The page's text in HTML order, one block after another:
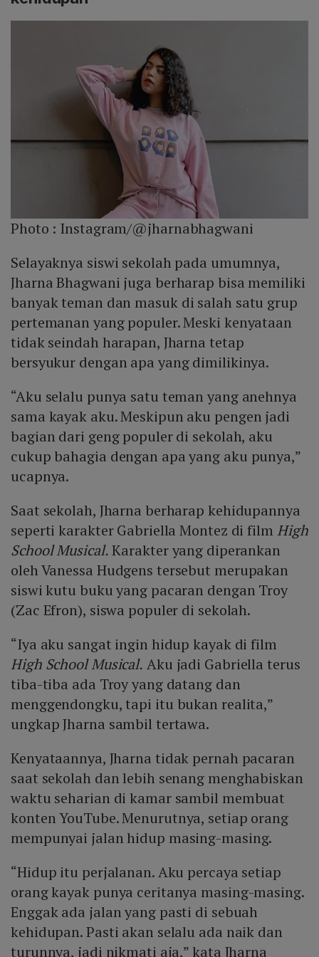
Photo : Instagram/@jharnabhagwani
Selayaknya siswi sekolah pada umumnya,
Jharna Bhagwani juga berharap bisa memiliki
banyak teman dan masuk di salah satu grup
pertemanan yang populer. Meski kenyataan
tidak seindah harapan, Jharna tetap
bersyukur dengan apa yang dimilikinya.
“Aku selalu punya satu teman yang anehnya
sama kayak aku. Meskipun aku pengen jadi
bagian dari geng populer di sekolah, aku
cukup bahagia dengan apa yang aku punya,”
ucapnya.
Saat sekolah, Jharna berharap kehidupannya
seperti karakter Gabriella Montez di film High
School Musical.Karakter yang diperankan
oleh Vanessa Hudgens tersebut merupakan
siswi kutu buku yang pacaran dengan Troy
(Zac Efron), siswa populer di sekolah.
“Iya aku sangat ingin hidup kayak di film
High School Musical. Aku jadi Gabriella terus
tiba-tiba ada Troy yang datang dan
menggendongku, tapi itu bukan realita,”
ungkap Jharna sambil tertawa.
Kenyataannya, Jharna tidak pernah pacaran
saat sekolah dan lebih senang menghabiskan
waktu seharian di kamar sambil membuat
konten YouTube. Menurutnya, setiap orang
mempunyai jalan hidup masing-masing.
“Hidup itu perjalanan. Aku percaya setiap
orang kayak punya ceritanya masing-masing.
Enggak ada jalan yang pasti di sebuah
kehidupan. Pasti akan selalu ada naik dan
turunnya, jadi nikmati aja,” kata Jharna